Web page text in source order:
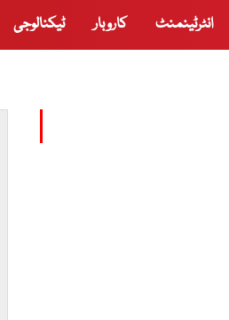
انٹرٹینمنٹ کاروبار ٹیکنالوجی